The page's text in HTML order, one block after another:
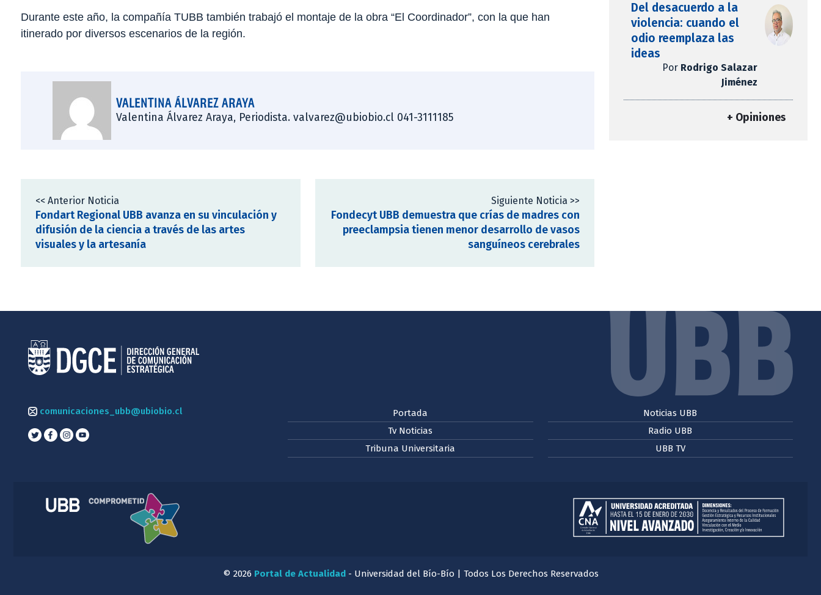
Durante este año, la compañía TUBB también trabajó el montaje de la obra “El Coordinador”, con la que han
itinerado por diversos escenarios de la región.
VALENTINA ÁLVAREZ ARAYA
Valentina Álvarez Araya, Periodista. valvarez@ubiobio.cl 041-3111185
<< Anterior Noticia
Fondart Regional UBB avanza en su vinculación y
difusión de la ciencia a través de las artes
visuales y la artesanía
Siguiente Noticia >>
Fondecyt UBB demuestra que crías de madres con
preeclampsia tienen menor desarrollo de vasos
sanguíneos cerebrales
Del desacuerdo a la
violencia: cuando el
odio reemplaza las
ideas
Por Rodrigo Salazar
Jiménez
+ Opiniones
comunicaciones_ubb@ubiobio.cl
Portada
Tv Noticias
Tribuna Universitaria
Noticias UBB
Radio UBB
UBB TV
© 2026 Portal de Actualidad- Universidad del Bío-Bío | Todos Los Derechos Reservados